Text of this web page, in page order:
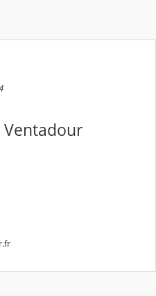
Ventadour